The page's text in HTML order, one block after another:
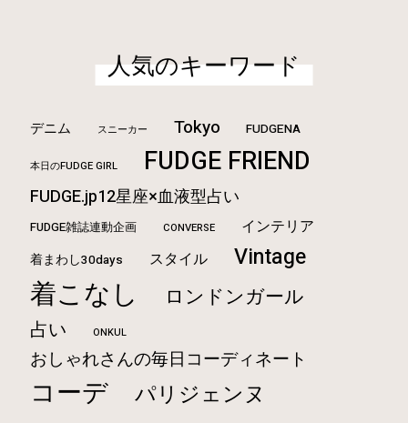
人気のキーワード
デニム スニーカー Tokyo FUDGENA
本日のFUDGE GIRL FUDGE FRIEND
FUDGE.jp12星座×血液型占い
FUDGE雑誌連動企画 CONVERSE インテリア
着まわし30days スタイル Vintage
着こなし ロンドンガール
占い ONKUL
おしゃれさんの毎日コーディネート
コーデ パリジェンヌ